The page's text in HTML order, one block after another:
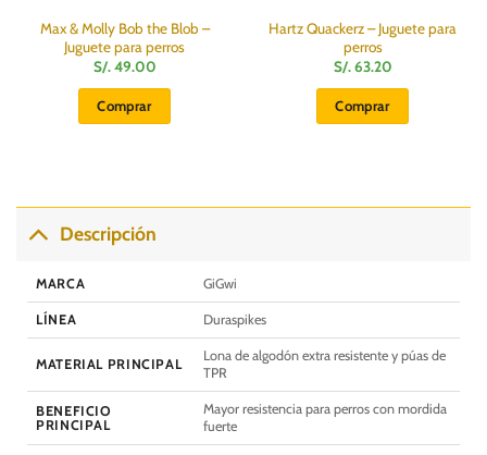
Max & Molly Bob the Blob –
Juguete para perros
S/.49.00
Comprar
Hartz Quackerz – Juguete para
perros
S/.63.20
Comprar
Descripción
MARCA GiGwi
LÍNEA Duraspikes
MATERIAL PRINCIPAL
Lona de algodón extra resistente y púas de
TPR
BENEFICIO
PRINCIPAL
Mayor resistencia para perros con mordida
fuerte